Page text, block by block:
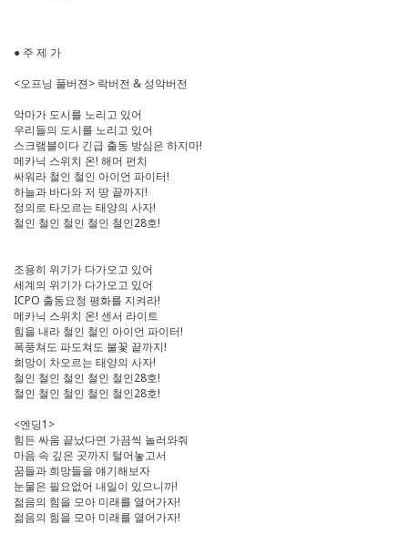
● 주 제 가
<오프닝 풀버젼> 락버전 & 성악버전
악마가 도시를 노리고 있어
우리들의 도시를 노리고 있어
스크램블이다 긴급 출동 방심은 하지마!
메카닉 스위치 온! 해머 펀치
싸워라 철인 철인 아이언 파이터!
하늘과 바다와 저 땅 끝까지!
정의로 타오르는 태양의 사자!
철인 철인 철인 철인 철인28호!
조용히 위기가 다가오고 있어
세계의 위기가 다가오고 있어
ICPO 출동요청 평화를 지켜라!
메카닉 스위치 온! 센서 라이트
힘을 내라 철인 철인 아이언 파이터!
폭풍쳐도 파도쳐도 불꽃 끝까지!
희망이 차오르는 태양의 사자!
철인 철인 철인 철인 철인28호!
철인 철인 철인 철인 철인28호!
<엔딩1>
힘든 싸움 끝났다면 가끔씩 놀러와줘
마음 속 깊은 곳까지 털어놓고서
꿈들과 희망들을 얘기해보자
눈물은 필요없어 내일이 있으니까!
젊음의 힘을 모아 미래를 열어가자!
젊음의 힘을 모아 미래를 열어가자!